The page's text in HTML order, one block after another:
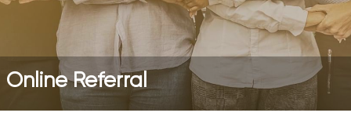
Online Referral